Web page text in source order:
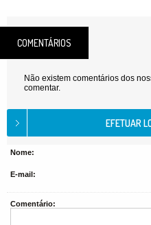
COMENTÁRIOS
Não existem comentários dos
comentar.
Nome:
E-mail:
Comentário: